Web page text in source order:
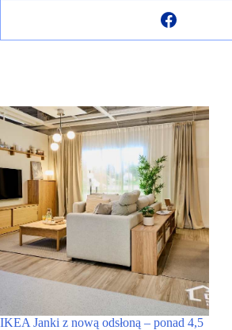
IKEA Janki z nową odsłoną – ponad 4,5